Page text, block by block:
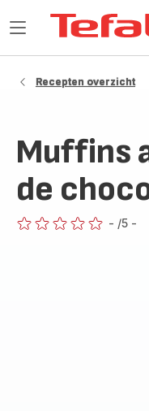
Open
Recepten overzicht
Muffins
de
- /5 -